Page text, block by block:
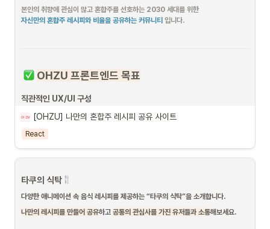
본인의 취향에 관심이 많고 혼합주를 선호하는 2030 세대를 위한
자신만의 혼합주 레시피와 비율을 공유하는 커뮤니티 입니다.
OHZU 프론트엔드 목표
직관적인 UX/UI 구성
•
페이지에 들어왔을 때, 5~10초 안에 어떤 컨셉의 서비스인지 유저가 인지할
•
어떤 버튼을 누르거나, 액션을 취할 때 유저가 예상하는 것들을 보여지도록 할
것
[OHZU] 나만의 혼합주 레시피 공유 사이트
React
타쿠의 식탁
다양한 애니메이션 속 음식 레시피를 제공하는 “타쿠의 식탁”을 소개합니다.
나만의 레시피를 만들어 공유하고 공통의 관심사를 가진 유저들과 소통해보세요.